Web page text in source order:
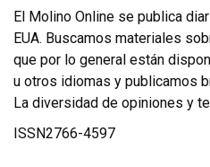
El Molino Online se publica
EUA. Buscamos materiales
que por lo general están
u otros idiomas y publicamos
La diversidad de opiniones y
ISSN2766-4597